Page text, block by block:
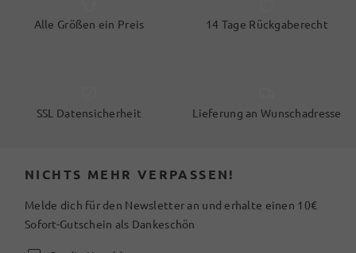
Alle Größen ein Preis 14 Tage Rückgaberecht
SSL Datensicherheit Lieferung an Wunschadresse
NICHTS MEHR VERPASSEN!
Melde dich für den Newsletter an und erhalte einen 10€
Sofort-Gutschein als Dankeschön